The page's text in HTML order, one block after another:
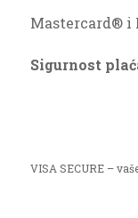
Mastercard® i
Sigurnost
VISA SECURE –